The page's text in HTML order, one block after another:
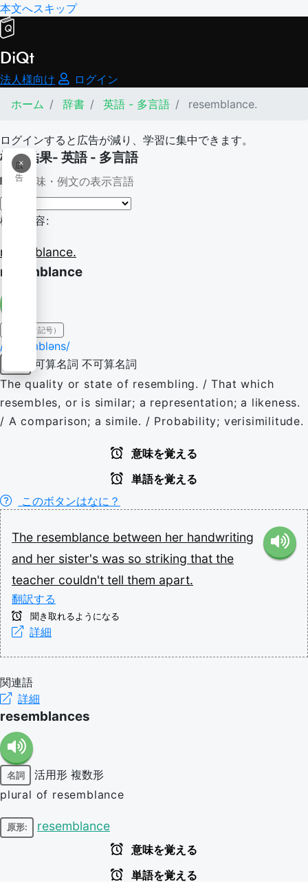
本文へスキップ
DiQt
法人様向け
ログイン
ホーム
辞書 英語 - 多言語 resemblance.
ログインすると広告が減り、学習に集中できます。
×
広
告
検索結果- 英語 - 多言語
意味・例文の表示言語
検索内容:
resemblance.
resemblance
IPA（発音記号）
/ɹəˈzɛmbləns/
可算名詞 不可算名詞
The quality or state of resembling. / That which
resembles, or is similar; a representation; a likeness.
/ A comparison; a simile. / Probability; verisimilitude.
意味を覚える
単語を覚える
このボタンはなに？
The resemblance between her handwriting
and her sister's was so striking that the
teacher couldn't tell them apart.
翻訳する
聞き取れるようになる
詳細
関連語
詳細
resemblances
名詞 活用形 複数形
plural of resemblance
原形: resemblance
意味を覚える
単語を覚える